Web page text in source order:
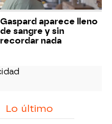
Gaspard aparece lleno
de sangre y sin
recordar nada
Lo último